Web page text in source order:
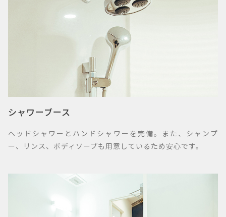
シャワーブース
ヘッドシャワーとハンドシャワーを完備。また、シャンプ
ー、リンス、ボディソープも用意しているため安心です。